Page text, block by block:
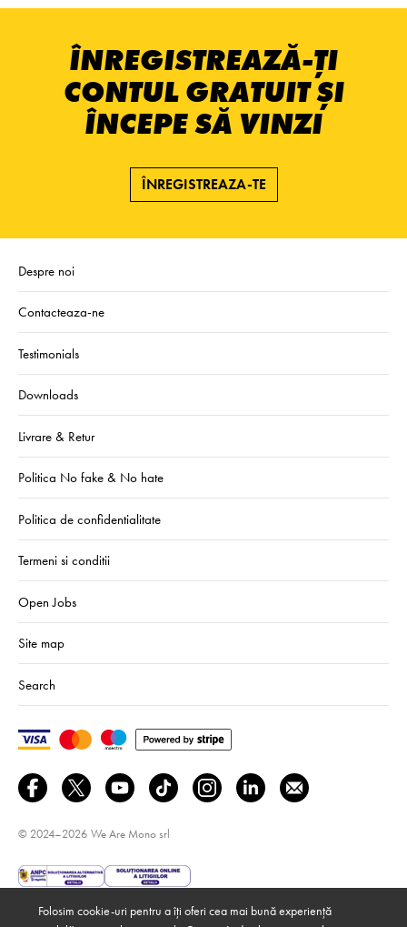
ÎNREGISTREAZĂ-ȚI
CONTUL GRATUIT ȘI
ÎNCEPE SĂ VINZI
ÎNREGISTREAZA-TE
Despre noi
Contacteaza-ne
Testimonials
Downloads
Livrare & Retur
Politica No fake & No hate
Politica de confidentialitate
Termeni si conditii
Open Jobs
Site map
Search
© 2024–2026 We Are Mono srl
Folosim cookie-uri pentru a îți oferi cea mai bună experiență